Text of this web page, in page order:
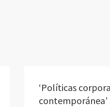
‘Políticas